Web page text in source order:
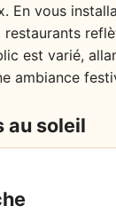
En vous
est varié,
ambiance
au soleil